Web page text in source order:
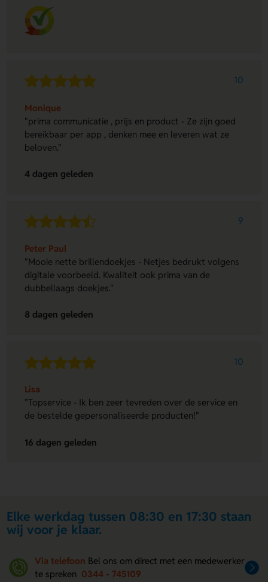
10
Monique
"prima communicatie , prijs en product - Ze zijn goed
bereikbaar per app , denken mee en leveren wat ze
beloven."
4 dagen geleden
9
Peter Paul
"Mooie nette brillendoekjes - Netjes bedrukt volgens
digitale voorbeeld. Kwaliteit ook prima van de
dubbellaags doekjes."
8 dagen geleden
10
Lisa
"Topservice - Ik ben zeer tevreden over de service en
de bestelde gepersonaliseerde producten!"
16 dagen geleden
Elke werkdag tussen 08:30 en 17:30 staan
wij voor je klaar.
Via telefoon Bel ons om direct met een medewerker
te spreken 0344 - 745109